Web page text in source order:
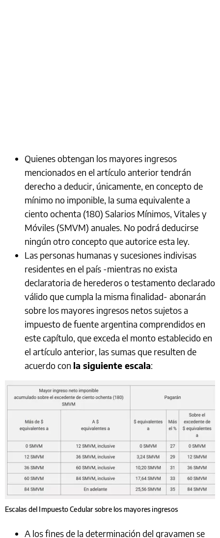
Quienes obtengan los mayores ingresos
mencionados en el artículo anterior tendrán
derecho a deducir, únicamente, en concepto de
mínimo no imponible, la suma equivalente a
ciento ochenta (180) Salarios Mínimos, Vitales y
Móviles (SMVM) anuales. No podrá deducirse
ningún otro concepto que autorice esta ley.
Las personas humanas y sucesiones indivisas
residentes en el país -mientras no exista
declaratoria de herederos o testamento declarado
válido que cumpla la misma finalidad- abonarán
sobre los mayores ingresos netos sujetos a
impuesto de fuente argentina comprendidos en
este capítulo, que exceda el monto establecido en
el artículo anterior, las sumas que resulten de
acuerdo con la siguiente escala:
Escalas del Impuesto Cedular sobre los mayores ingresos
A los fines de la determinación del gravamen se